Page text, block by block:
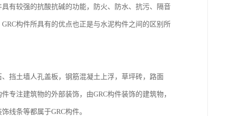
有较强的抗酸抗碱的功能，防火、防水、抗污、隔音
构件所具有的优点也正是与水泥构件之间的区别所
土墙人孔盖板，钢筋混凝土上浮，草坪砖，路面
专注建筑物的外部装饰，由GRC构件装饰的建筑物，
线条等都属于GRC构件。